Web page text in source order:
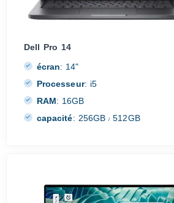
Dell Pro 14
écran: 14"
Processeur: i5
RAM: 16GB
capacité: 256GB/ 512GB